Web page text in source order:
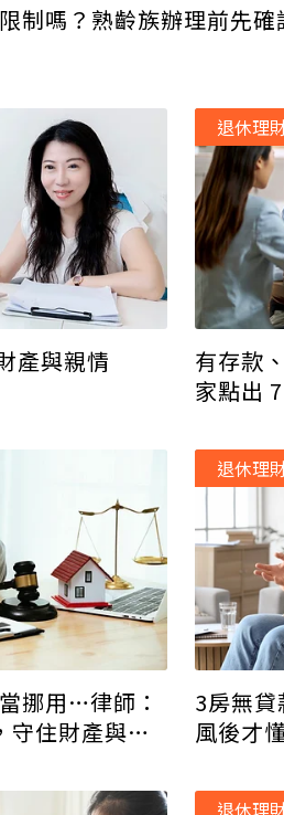
制嗎？熟齡族辦理前先確
產與親情
有存款
家點出
退休理
挪用…律師：
守住財產與親
3房無
風後才
退休理